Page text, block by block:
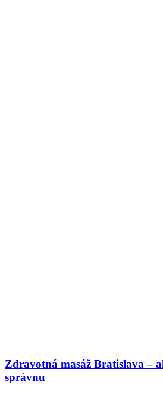
Zdravotná masáž Bratislava –
správnu